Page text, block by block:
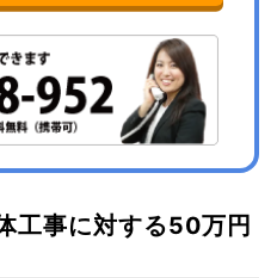
工事に対する50万円